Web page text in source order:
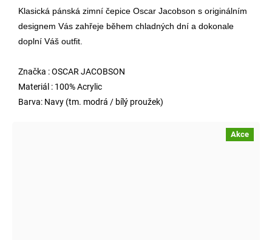
Klasická pánská zimní čepice Oscar Jacobson s originálním
designem Vás zahřeje během chladných dní a dokonale
doplní Váš outfit.
Značka : OSCAR JACOBSON
Materiál : 100% Acrylic
Barva: Navy (tm. modrá / bílý proužek)
Akce